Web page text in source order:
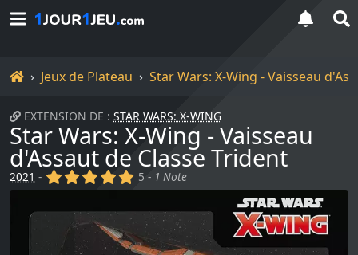
Accueil
Jeux de Plateau Star Wars: X-Wing - Vaisseau
EXTENSION DE : STAR WARS: X-WING
Star Wars: X-Wing - Vaisseau
d'Assaut de Classe Trident
2021 - (x) (x) (x) (x) (x)
5 - 1 Note